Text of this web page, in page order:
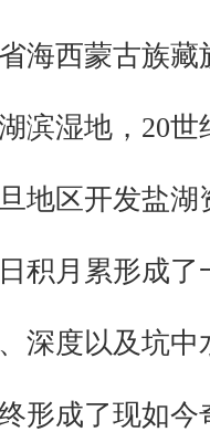
西蒙古族藏
滨湿地，20世
地区开发盐湖
积月累形成
深度以及坑中
形成了现如今